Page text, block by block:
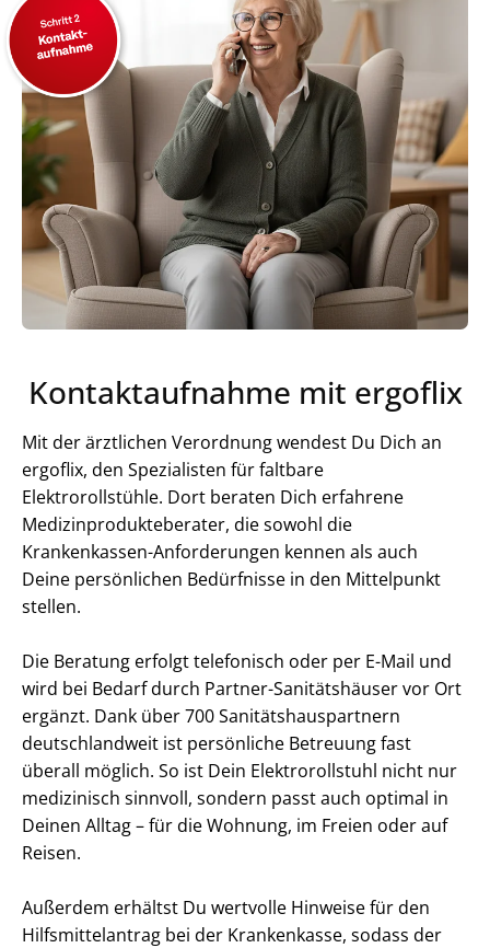
Kontaktaufnahme mit ergoflix
Mit der ärztlichen Verordnung wendest Du Dich an
ergoflix, den Spezialisten für faltbare
Elektrorollstühle. Dort beraten Dich erfahrene
Medizinprodukteberater, die sowohl die
Krankenkassen-Anforderungen kennen als auch
Deine persönlichen Bedürfnisse in den Mittelpunkt
stellen.
Die Beratung erfolgt telefonisch oder per E-Mail und
wird bei Bedarf durch Partner-Sanitätshäuser vor Ort
ergänzt. Dank über 700 Sanitätshauspartnern
deutschlandweit ist persönliche Betreuung fast
überall möglich. So ist Dein Elektrorollstuhl nicht nur
medizinisch sinnvoll, sondern passt auch optimal in
Deinen Alltag – für die Wohnung, im Freien oder auf
Reisen.
Außerdem erhältst Du wertvolle Hinweise für den
Hilfsmittelantrag bei der Krankenkasse, sodass der